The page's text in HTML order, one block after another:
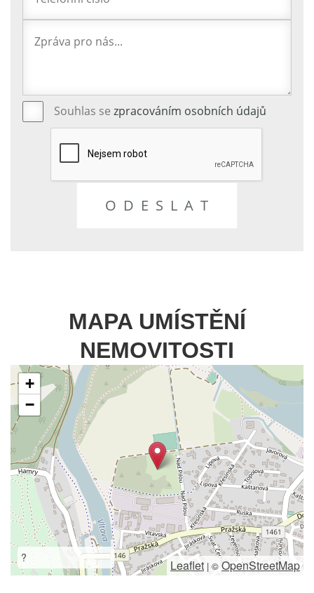
Souhlas se zpracováním osobních údajů
MAPA UMÍSTĚNÍ
NEMOVITOSTI
+
−
? Leaflet | ©OpenStreetMap